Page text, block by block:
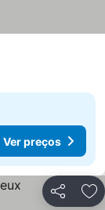
Ver preços
Partilhar